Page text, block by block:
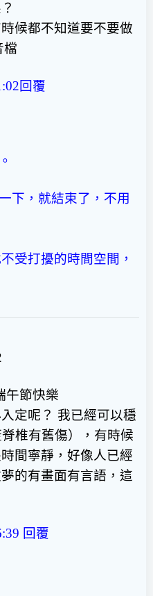
候都不知道要不要做
檔
回覆
下，就結束了，不用
受打擾的時間空間，
午節快樂
定呢？ 我已經可以穩
椎有舊傷），有時候
間寧靜，好像人已經
的有畫面有言語，這
回覆